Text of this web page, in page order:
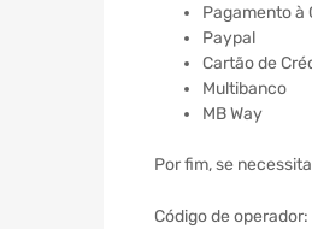
Pagamento à
Paypal
Cartão de
Multibanco
MB Way
Por fim, se
Código de